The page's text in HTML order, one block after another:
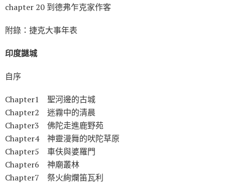
chapter 20 到德弗乍克家作客
附錄：捷克大事年表
印度謎城
自序
Chapter1 聖河邊的古城
Chapter2 迷霧中的清晨
Chapter3 佛陀走進鹿野苑
Chapter4 神靈漫舞的吠陀草原
Chapter5 車伕與婆羅門
Chapter6 神廟叢林
Chapter7 祭火絢爛笛瓦利